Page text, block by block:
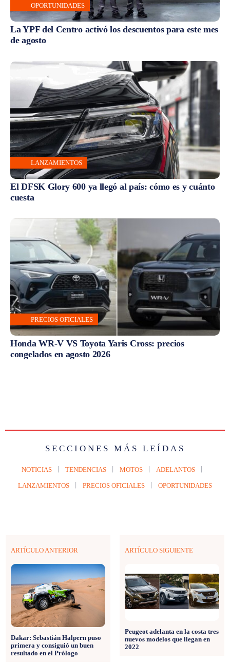
OPORTUNIDADES
La YPF del Centro activó los descuentos para este mes
de agosto
LANZAMIENTOS
El DFSK Glory 600 ya llegó al país: cómo es y cuánto
cuesta
PRECIOS OFICIALES
Honda WR-V VS Toyota Yaris Cross: precios
congelados en agosto 2026
SECCIONES MÁS LEÍDAS
NOTICIAS TENDENCIAS MOTOS ADELANTOS
LANZAMIENTOS PRECIOS OFICIALES OPORTUNIDADES
ARTÍCULO ANTERIOR
Dakar: Sebastián Halpern puso
primera y consiguió un buen
resultado en el Prólogo
ARTÍCULO SIGUIENTE
Peugeot adelanta en la costa tres
nuevos modelos que llegan en
2022